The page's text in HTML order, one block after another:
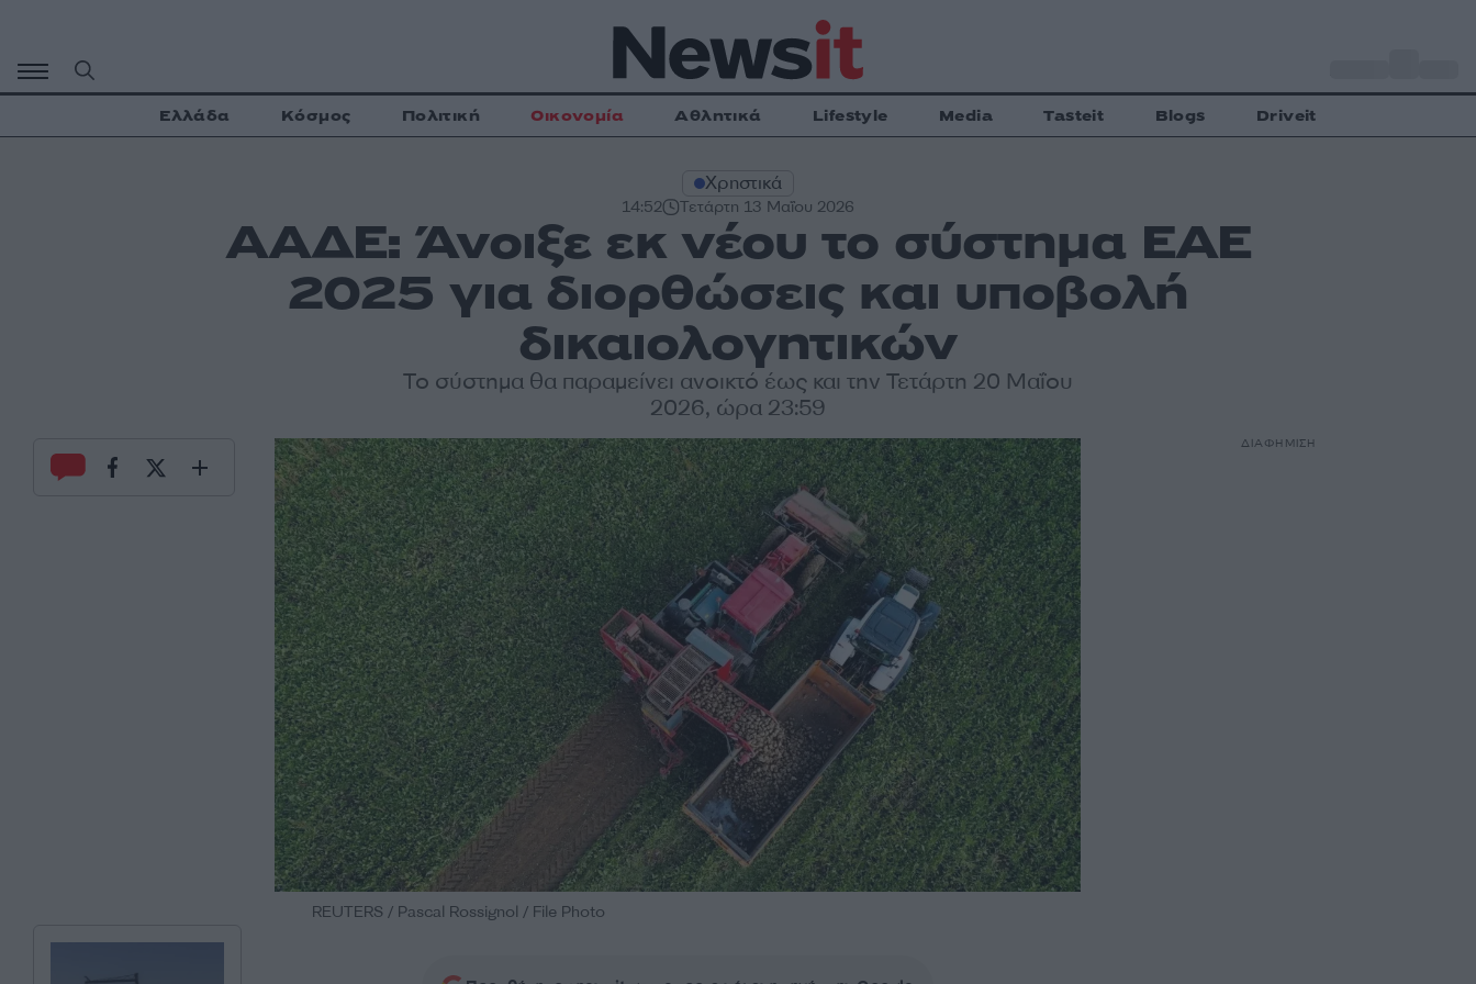
περιεχόμενο
Ελλάδα Κόσμος Πολιτική Οικονομία Αθλητικά Lifestyle Media Tasteit Blogs Driveit
Χρηστικά
14:52 Τετάρτη 13 Μαΐου 2026
ΑΑΔΕ: Άνοιξε εκ νέου το σύστημα ΕΑΕ
2025 για διορθώσεις και υποβολή
δικαιολογητικών
Το σύστημα θα παραμείνει ανοικτό έως και την Τετάρτη 20 Μαΐου
2026, ώρα 23:59
REUTERS / Pascal Rossignol / File Photo
ΔΙΑΦΗΜΙΣΗ